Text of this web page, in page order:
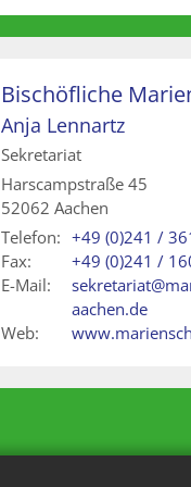
Bischöfliche
Anja Lennartz
Sekretariat
Harscampstraße 45
52062 Aachen
Telefon: +49 (0)241 /
Fax:
+49 (0)241 /
E-Mail:
aachen.de
Web: